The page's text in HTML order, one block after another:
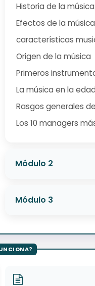
Historia de la música:
Efectos de la
características
Origen de la música
Primeros
La música en la
Rasgos generales
Los 10 managers
Módulo 2
Módulo 3